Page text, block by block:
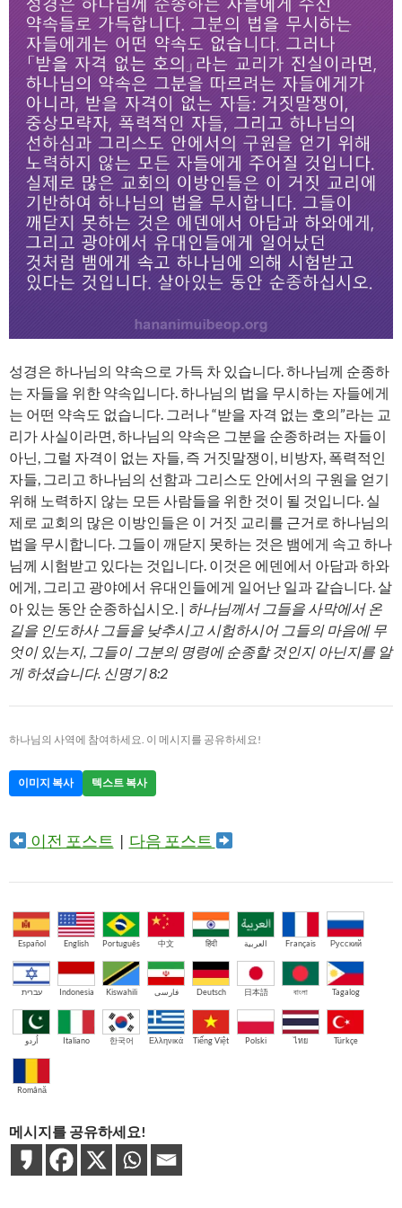
성경은 하나님의 약속으로 가득 차 있습니다. 하나님께 순종하
는 자들을 위한 약속입니다. 하나님의 법을 무시하는 자들에게
는 어떤 약속도 없습니다. 그러나 “받을 자격 없는 호의”라는 교
리가 사실이라면, 하나님의 약속은 그분을 순종하려는 자들이
아닌, 그럴 자격이 없는 자들, 즉 거짓말쟁이, 비방자, 폭력적인
자들, 그리고 하나님의 선함과 그리스도 안에서의 구원을 얻기
위해 노력하지 않는 모든 사람들을 위한 것이 될 것입니다. 실
제로 교회의 많은 이방인들은 이 거짓 교리를 근거로 하나님의
법을 무시합니다. 그들이 깨닫지 못하는 것은 뱀에게 속고 하나
님께 시험받고 있다는 것입니다. 이것은 에덴에서 아담과 하와
에게, 그리고 광야에서 유대인들에게 일어난 일과 같습니다. 살
아 있는 동안 순종하십시오. | 하나님께서 그들을 사막에서 온
길을 인도하사 그들을 낮추시고 시험하시어 그들의 마음에 무
엇이 있는지, 그들이 그분의 명령에 순종할 것인지 아닌지를 알
게 하셨습니다. 신명기 8:2
하나님의 사역에 참여하세요. 이 메시지를 공유하세요!
이미지 복사 텍스트 복사
이전 포스트 | 다음 포스트
Español English Português 中文 हिंदी العربية Français Русский
עברית Indonesia Kiswahili فارسی Deutsch 日本語 বাংলা Tagalog
اُردو Italiano 한국어 Ελληνικά Tiếng Việt Polski ไทย Türkçe
Română
메시지를 공유하세요!